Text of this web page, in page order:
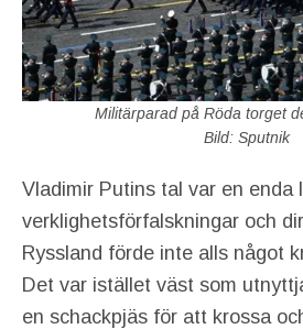
Militärparad på Röda torget
Bild: Sputnik
Vladimir Putins tal var en enda
verklighetsförfalskningar och
Ryssland förde inte alls något
Det var istället väst som
en schackpjäs för att krossa